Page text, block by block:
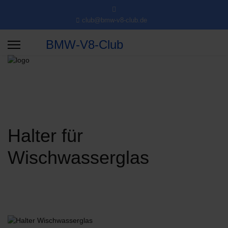
club@bmw-v8-club.de
BMW-V8-Club
Halter für
Wischwasserglas